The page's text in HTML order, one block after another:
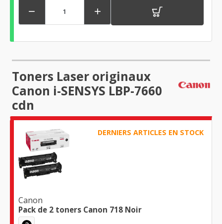
 
Toners Laser originaux
Canon i-SENSYS LBP-7660
cdn
DERNIERS ARTICLES EN STOCK
Canon
Pack de 2 toners Canon 718 Noir